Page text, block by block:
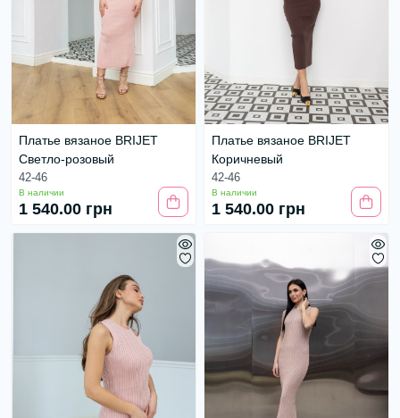
Платье вязаное BRIJET
Светло-розовый
42-46
В наличии
1 540.00 грн
Платье вязаное BRIJET
Коричневый
42-46
В наличии
1 540.00 грн